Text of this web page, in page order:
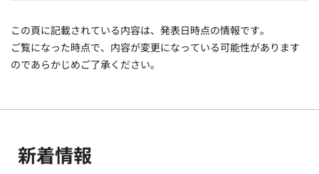
この頁に記載されている内容は、発表日時点の情報です。
ご覧になった時点で、内容が変更になっている可能性があります
のであらかじめご了承ください。
新着情報